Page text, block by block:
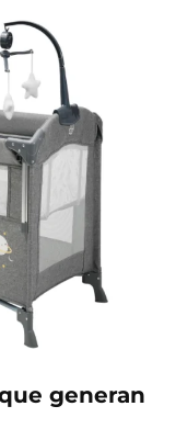
generan